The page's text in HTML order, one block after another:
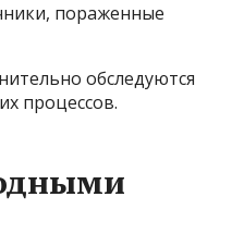
пораженные
обследуются
процессов.